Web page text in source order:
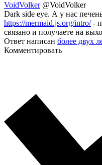
VoidVolker @VoidVolker
Dark side eye. А у нас
https://mermaid.js.org/intro/-
связано и получаете на
Ответ написан более двух
Комментировать